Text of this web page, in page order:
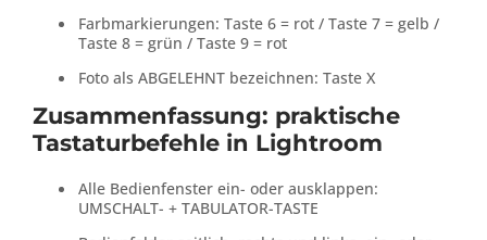
Farbmarkierungen: Taste 6 = rot / Taste 7 = gelb /
Taste 8 = grün / Taste 9 = rot
Foto als ABGELEHNT bezeichnen: Taste X
Zusammenfassung: praktische
Tastaturbefehle in Lightroom
Alle Bedienfenster ein- oder ausklappen:
UMSCHALT- + TABULATOR-TASTE